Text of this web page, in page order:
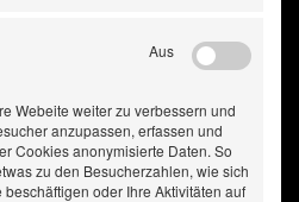
Aus
Webeite weiter zu verbessern und
anzupassen, erfassen und
Cookies anonymisierte Daten. So
zu den Besucherzahlen, wie sich
oder Ihre Aktivitäten auf